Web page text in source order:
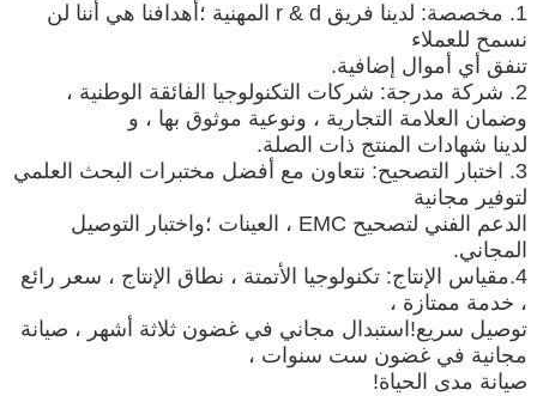
1. مخصصة: لدينا فريق r & d المهنية ؛أهدافنا هي أننا لن
نسمح للعملاء
تنفق أي أموال إضافية.
2. شركة مدرجة: شركات التكنولوجيا الفائقة الوطنية ،
وضمان العلامة التجارية ، ونوعية موثوق بها ، و
لدينا شهادات المنتج ذات الصلة.
3. اختبار التصحيح: نتعاون مع أفضل مختبرات البحث العلمي
لتوفير مجانية
الدعم الفني لتصحيح EMC ، العينات ؛واختبار التوصيل
المجاني.
4.مقياس الإنتاج: تكنولوجيا الأتمتة ، نطاق الإنتاج ، سعر رائع
، خدمة ممتازة ،
توصيل سريع!استبدال مجاني في غضون ثلاثة أشهر ، صيانة
مجانية في غضون ست سنوات ،
صيانة مدى الحياة!